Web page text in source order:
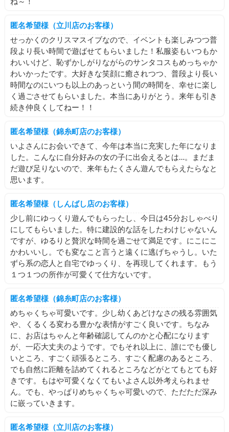
ね～！
匿名希望様（立川店のお客様）
せっかくのクリスマスイブなので、イベントも楽しみつつ普
段より長い時間で遊ばせてもらいました！私服姿もいつもか
わいいけど、恥ずかしがりながらのサンタコスもめっちゃか
わいかったです。大好きな笑顔に癒されつつ、普段より長い
時間なのにいつも以上のあっという間の時間を、幸せに楽し
く過ごさせてもらいました。本当にありがとう。来年も引き
続き仲良くしてねー！！
匿名希望様（錦糸町店のお客様）
いよさんにお会いできて、今年は本当に充実した年になりま
した。こんなに自分好みの女の子に出会えるとは…。まだま
だ遊び足りないので、来年もたくさん遊んでもらえたらなと
思います。
匿名希望様（しんばし店のお客様）
少し前にゆっくり遊んでもらったし、今日は45分おしゃべり
にしてもらいました。特に建設的な話をしたわけじゃないん
ですが、ゆるりと贅沢な時間を過ごせて満足です。にこにこ
かわいいし。でも変なこと言うと遠くに逃げちゃうし。いた
ずら系の恋人と自宅でゆっくり、を再現してくれます。もう
１つ１つの所作が可愛くて仕方ないです。
匿名希望様（錦糸町店のお客様）
めちゃくちゃ可愛いです。少し幼くあどけなさの残る雰囲気
や、くるくる変わる豊かな表情がすごく良いです。ちなみ
に、お店はちゃんと年齢確認してんのかと心配になります
が、一応大丈夫のようです。でもそれ以上に、誰にでも優し
いところ、すごく頑張るところ、すごく配慮のあるところ、
でも自然に距離を詰めてくれるところなどがとてもとても好
きです。もはや可愛くなくてもいよさん以外考えられませ
ん。でも、やっぱりめちゃくちゃ可愛いので、ただただ深み
に嵌っていきます。
匿名希望様（立川店のお客様）